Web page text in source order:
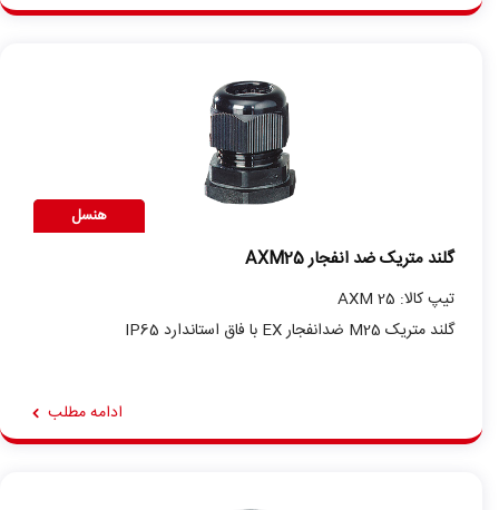
هنسل
گلند متریک ضد انفجار AXM25
تیپ کالا: AXM 25
گلند متریک M25 ضدانفجار EX با فاق استاندارد IP65
ادامه مطلب